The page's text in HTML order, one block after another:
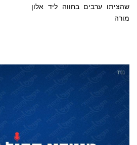
שהציתו ערבים בחווה ליד אלון
מורה